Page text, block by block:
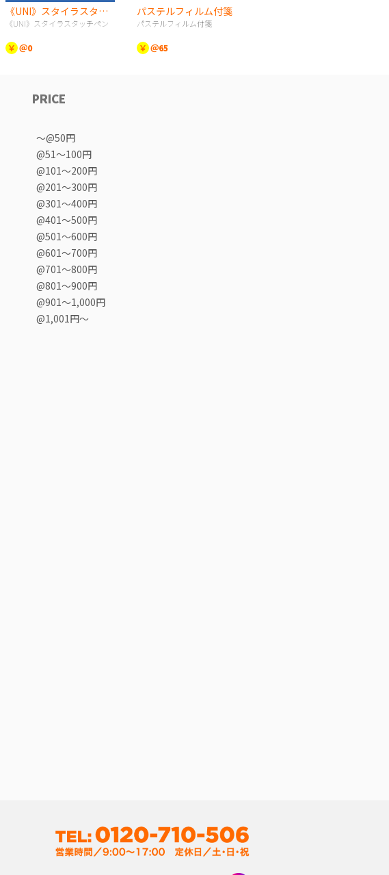
《UNI》スタイラスタッチペン
《UNI》スタイラスタッチペン
￥ ＠0
パステルフィルム付箋
パステルフィルム付箋
￥ ＠65
PRICE
〜@50円
@51〜100円
@101〜200円
@201〜300円
@301〜400円
@401〜500円
@501〜600円
@601〜700円
@701〜800円
@801〜900円
@901〜1,000円
@1,001円〜